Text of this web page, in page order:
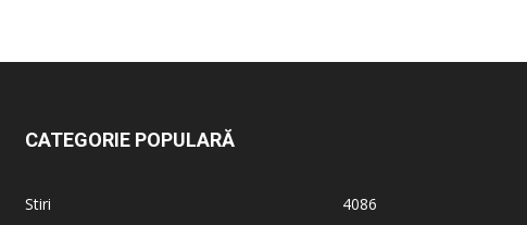
CATEGORIE POPULARĂ
Stiri
4086